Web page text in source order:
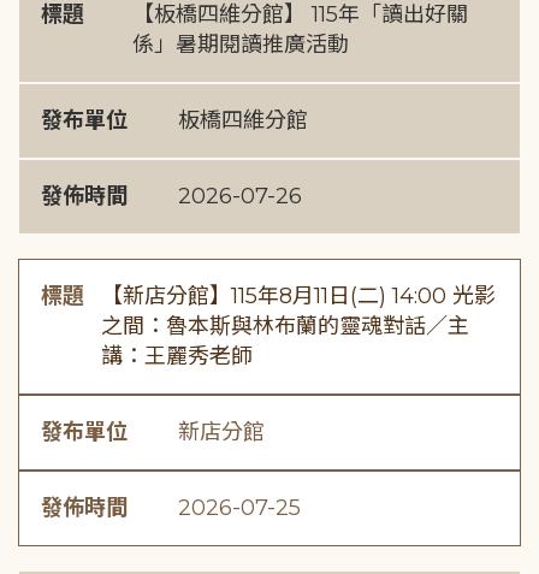
標題
【板橋四維分館】 115年「讀出好關
係」暑期閱讀推廣活動
發布單位 板橋四維分館
發佈時間 2026-07-26
標題
【新店分館】115年8月11日(二) 14:00 光影
之間：魯本斯與林布蘭的靈魂對話／主
講：王麗秀老師
發布單位 新店分館
發佈時間 2026-07-25